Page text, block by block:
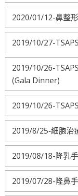
2020/01/12-鼻整
2019/10/27-
2019/10/26-
(Gala Dinner)
2019/10/26-
2019/8/25-細胞治
2019/08/18-隆乳
2019/07/28-隆鼻